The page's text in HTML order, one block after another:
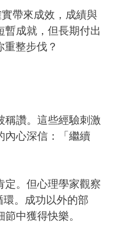
帶來成效，成績與
成就，但長期付出
整步伐？
讚。這些經驗刺激
內心深信：「繼續
定。但心理學家觀察
。成功以外的部
中獲得快樂。